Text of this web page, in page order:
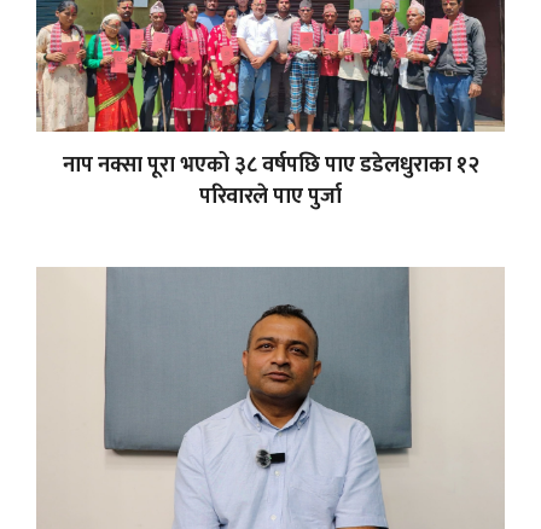
नाप नक्सा पूरा भएको ३८ वर्षपछि पाए डडेलधुराका १२
परिवारले पाए पुर्जा